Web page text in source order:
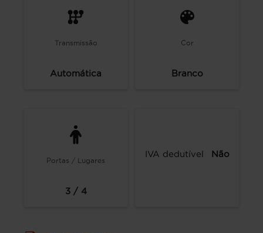
Transmissão
Automática
Cor
Branco
Portas / Lugares
3 / 4
IVA dedutível Não